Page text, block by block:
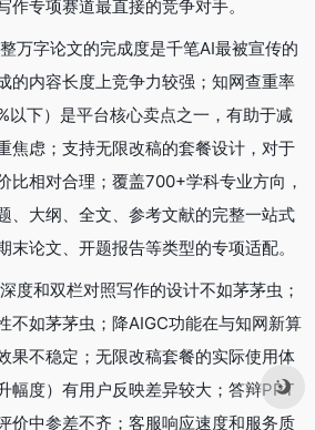
作专项赛道最直接的竞争对手。
万字论文的完成度是千笔AI最被宣传的
的内容长度上竞争力较强；知网查重率
以下）是平台核心卖点之一，有助于减
焦虑；支持无限改稿的套餐设计，对于
比相对合理；覆盖700+学科专业方向，
、大纲、全文、参考文献的完整一站式
末论文、开题报告等类型的专项适配。
度和双栏对照写作的设计不如茅茅虫；
不如茅茅虫；降AIGC功能在与知网新算
果不稳定；无限改稿套餐的实际使用体
幅度）有用户反映差异较大；答辩PPT
价中参差不齐；客服响应速度和服务质